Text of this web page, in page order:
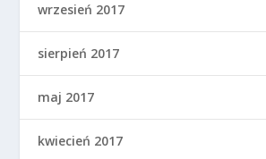
wrzesień 2017
sierpień 2017
maj 2017
kwiecień 2017